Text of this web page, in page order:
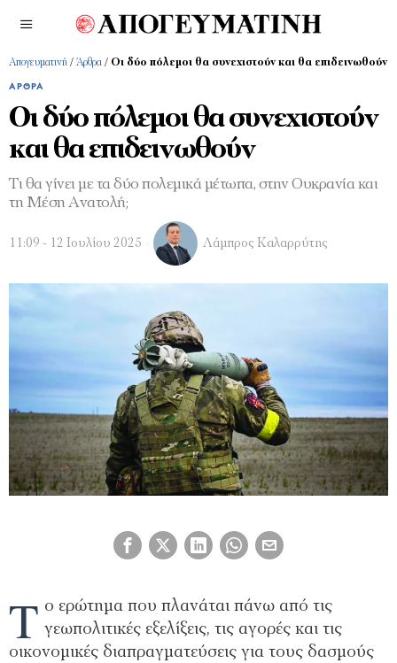
Απογευματινή / Άρθρα / Οι δύο πόλεμοι θα συνεχιστούν και θα επιδεινωθούν
ΆΡΘΡΑ
Οι δύο πόλεμοι θα συνεχιστούν
και θα επιδεινωθούν
Τι θα γίνει με τα δύο πολεμικά μέτωπα, στην Ουκρανία και
τη Μέση Ανατολή;
11:09 - 12 Ιουλίου 2025 Λάμπρος Καλαρρύτης
Τ ο ερώτημα που πλανάται πάνω από τις
γεωπολιτικές εξελίξεις, τις αγορές και τις
οικονομικές διαπραγματεύσεις για τους δασμούς